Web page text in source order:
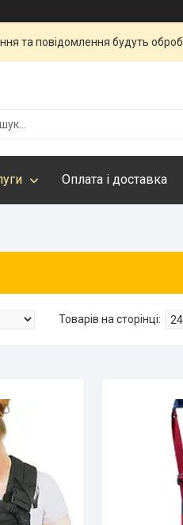
та повідомлення будуть
Оплата і доставка